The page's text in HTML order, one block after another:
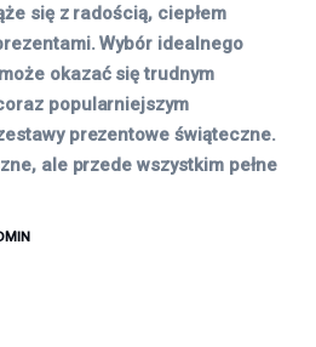
się z radością, ciepłem
Wybór idealnego
okazać się trudnym
popularniejszym
prezentowe świąteczne.
ale przede wszystkim pełne